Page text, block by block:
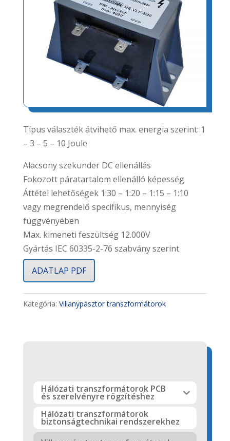
Típus választék átvihető max. energia szerint: 1
– 3 – 5 – 10 Joule
Alacsony szekunder DC ellenállás
Fokozott páratartalom ellenálló képesség
Áttétel lehetőségek 1:30 – 1:20 – 1:15 – 1:10
vagy megrendelő specifikus, mennyiség
függvényében
Max. kimeneti feszültség 12.000V
Gyártás IEC 60335-2-76 szabvány szerint
ADATLAP PDF
Kategória: Villanypásztor transzformátorok
Hálózati transzformátorok PCB
és szerelvényre rögzítéshez
Hálózati transzformátorok
biztonságtechnikai rendszerekhez